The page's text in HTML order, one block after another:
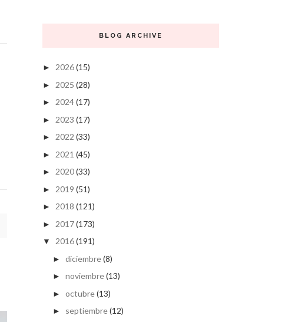
BLOG ARCHIVE
► 2026(15)
► 2025 (28)
► 2024(17)
► 2023 (17)
► 2022 (33)
► 2021 (45)
► 2020(33)
► 2019 (51)
► 2018 (121)
► 2017(173)
▼ 2016(191)
► diciembre(8)
► noviembre(13)
► octubre(13)
► septiembre(12)